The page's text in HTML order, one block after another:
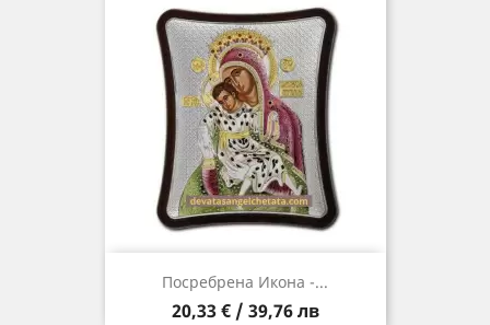
Посребрена Икона -...
Цена
20,33 € / 39,76 лв